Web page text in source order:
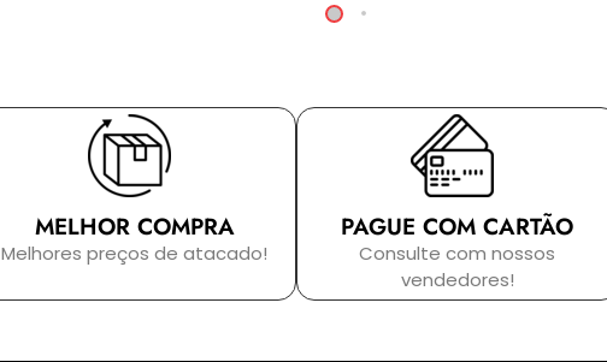
MELHOR COMPRA
Melhores preços de atacado!
PAGUE COM CARTÃO
Consulte com nossos
vendedores!